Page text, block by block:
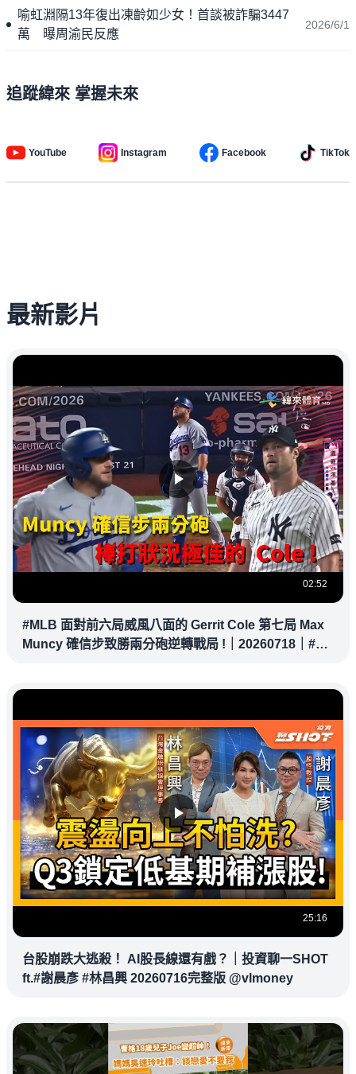
喻虹淵隔13年復出凍齡如少女！首談被詐騙3447
萬 曝周渝民反應
2026/6/1
追蹤緯來 掌握未來
YouTube Instagram Facebook TikTok
最新影片
02:52
#MLB 面對前六局威風八面的 Gerrit Cole 第七局 Max
Muncy 確信步致勝兩分砲逆轉戰局 !｜20260718｜#洛
25:16
台股崩跌大逃殺！ AI股長線還有戲？｜投資聊一SHOT
ft.#謝晨彥 #林昌興 20260716完整版 @vlmoney